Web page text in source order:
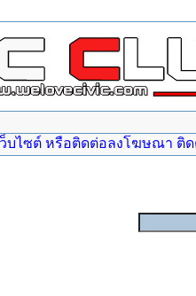
บไซต์ หรือติดต่อลงโฆษณา ติด